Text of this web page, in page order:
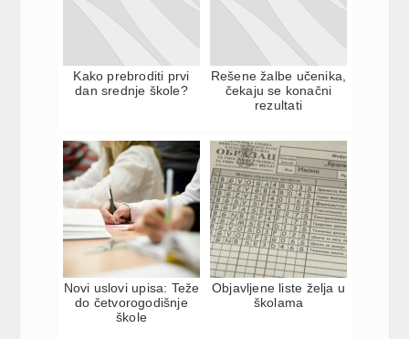
Kako prebroditi prvi
dan srednje škole?
Rešene žalbe učenika,
čekaju se konačni
rezultati
Novi uslovi upisa: Teže
do četvorogodišnje
škole
Objavljene liste želja u
školama